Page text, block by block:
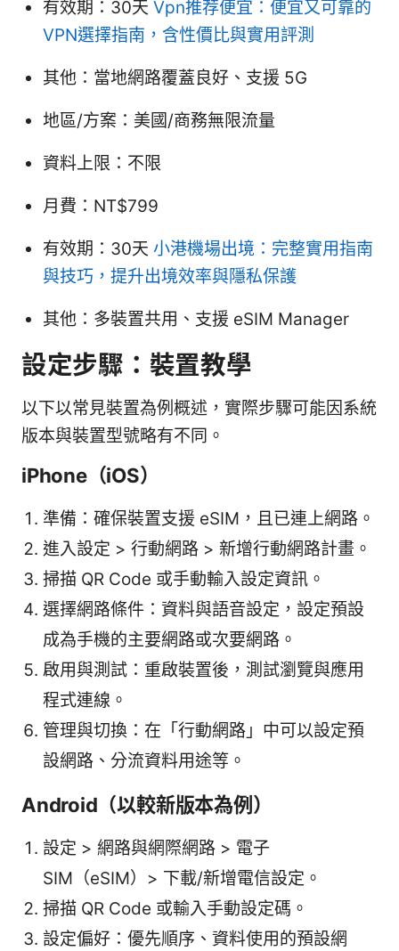
有效期：30天 Vpn推荐便宜：便宜又可靠的
VPN選擇指南，含性價比與實用評測
其他：當地網路覆蓋良好、支援 5G
地區/方案：美國/商務無限流量
資料上限：不限
月費：NT$799
有效期：30天 小港機場出境：完整實用指南
與技巧，提升出境效率與隱私保護
其他：多裝置共用、支援 eSIM Manager
設定步驟：裝置教學
以下以常見裝置為例概述，實際步驟可能因系統
版本與裝置型號略有不同。
iPhone（iOS）
準備：確保裝置支援 eSIM，且已連上網路。
進入設定 > 行動網路 > 新增行動網路計畫。
掃描 QR Code 或手動輸入設定資訊。
選擇網路條件：資料與語音設定，設定預設
成為手機的主要網路或次要網路。
啟用與測試：重啟裝置後，測試瀏覽與應用
程式連線。
管理與切換：在「行動網路」中可以設定預
設網路、分流資料用途等。
Android（以較新版本為例）
設定 > 網路與網際網路 > 電子
SIM（eSIM）> 下載/新增電信設定。
掃描 QR Code 或輸入手動設定碼。
設定偏好：優先順序、資料使用的預設網